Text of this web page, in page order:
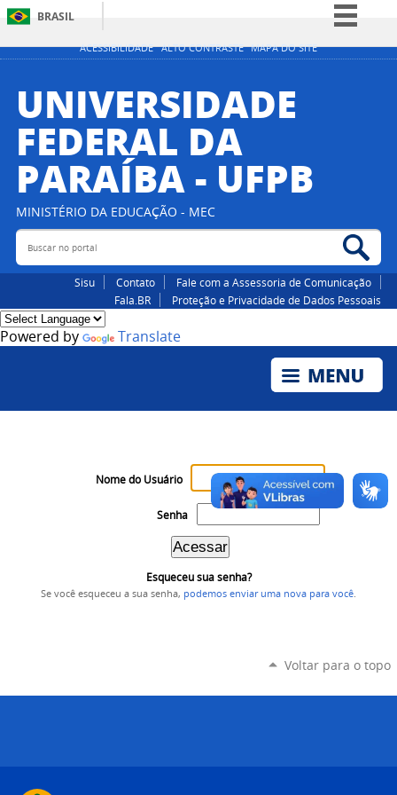
ACESSIBILIDADE ALTO CONTRASTE MAPA DO SITE
BRASIL
Simplifique!
Participe
Acesso à informação
Canais
UNIVERSIDADE
FEDERAL DA
PARAÍBA - UFPB
MINISTÉRIO DA EDUCAÇÃO - MEC
Buscar no portal
Sisu Contato
Fale com a Assessoria de Comunicação
Fala.BR
Proteção e Privacidade de Dados Pessoais
Powered by Translate
Nome do Usuário
Senha
Esqueceu sua senha?
Se você esqueceu a sua senha, podemos enviar uma nova para você
Voltar para o topo